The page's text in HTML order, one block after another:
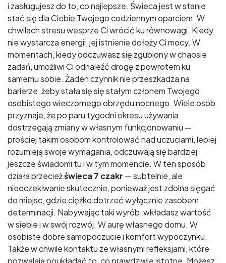
i zasługujesz do to, co najlepsze. Świeca jest w stanie
stać się dla Ciebie Twojego codziennym oparciem. W
chwilach stresu wesprze Ci wrócić ku równowagi. Kiedy
nie wystarcza energii, jej istnienie dołoży Ci mocy. W
momentach, kiedy odczuwasz się zgubiony w chaosie
zadań, umożliwi Ci odnaleźć drogę z powrotem ku
samemu sobie. Żaden czynnik nie przeszkadza na
barierze, żeby stała się się stałym członem Twojego
osobistego wieczornego obrzędu nocnego. Wiele osób
przyznaje, że po paru tygodni okresu używania
dostrzegają zmiany w własnym funkcjonowaniu —
prościej takim osobom kontrolować nad uczuciami, lepiej
rozumieją swoje wymagania, odczuwają się bardziej
jeszcze świadomi tu i w tym momencie. W ten sposób
działa przecieżświeca 7 czakr — subtelnie, ale
nieoczekiwanie skutecznie, ponieważ jest zdolna sięgać
do miejsc, gdzie ciężko dotrzeć wyłącznie zasobem
determinacji. Nabywając taki wyrób, wkładasz wartość
w siebie i w swój rozwój. W aurę własnego domu. W
osobiste dobre samopoczucie i komfort wypoczynku.
Także w chwile kontaktu ze własnymi refleksjami, które